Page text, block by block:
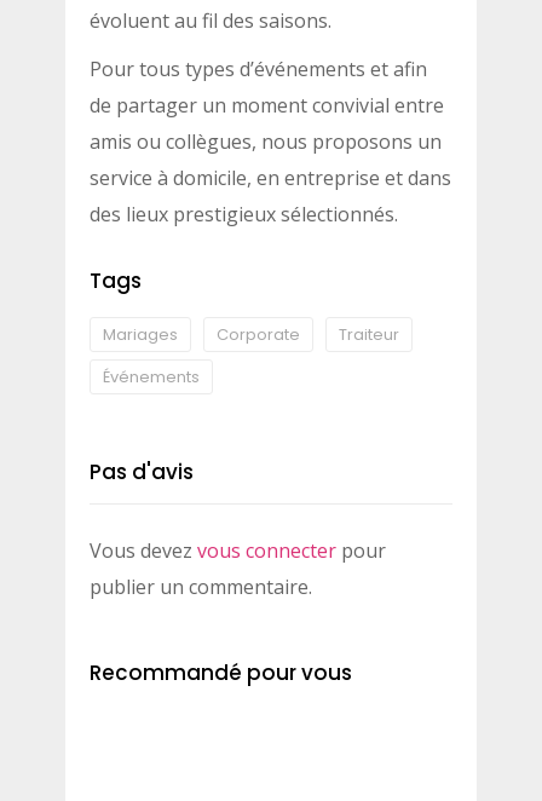
évoluent au fil des saisons.
Pour tous types d’événements et afin
de partager un moment convivial entre
amis ou collègues, nous proposons un
service à domicile, en entreprise et dans
des lieux prestigieux sélectionnés.
Tags
Mariages Corporate
Traiteur
Événements
Pas d'avis
Vous devez vous connecter pour
publier un commentaire.
Recommandé pour vous